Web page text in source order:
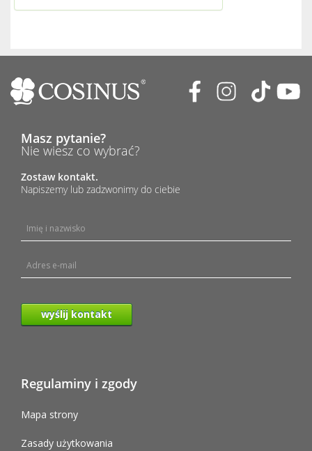
Masz pytanie?
Nie wiesz co wybrać?
Zostaw kontakt.
Napiszemy lub zadzwonimy do ciebie
wyślij kontakt
Regulaminy i zgody
Mapa strony
Zasady użytkowania